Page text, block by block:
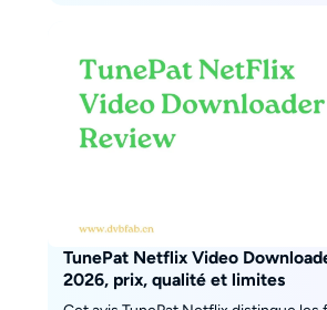
téléchargement, réencodage et
TunePat Netflix Video
2026, prix, qualité et limites